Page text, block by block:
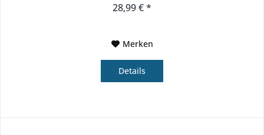
28,99 € *
Merken
Details